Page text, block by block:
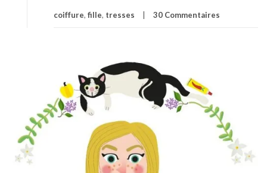
p
o
m
e
U
e
P
coiffure, fille, tresses 30 Commentaires